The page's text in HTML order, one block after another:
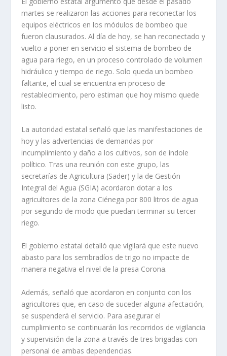
martes se realizaron las acciones para reconectar los
equipos eléctricos en los módulos de bombeo que
fueron clausurados. Al día de hoy, se han reconectado y
vuelto a poner en servicio el sistema de bombeo de
agua para riego, en un proceso controlado de volumen
hidráulico y tiempo de riego. Solo queda un bombeo
faltante, el cual se encuentra en proceso de
restablecimiento, pero estiman que hoy mismo quede
listo.
La autoridad estatal señaló que las manifestaciones de
hoy y las advertencias de demandas por
incumplimiento y daño a los cultivos, son de índole
político. Tras una reunión con este grupo, las
secretarías de Agricultura (Sader) y la de Gestión
Integral del Agua (SGIA) acordaron dotar a los
agricultores de la zona Ciénega por 800 litros de agua
por segundo de modo que puedan terminar su tercer
riego.
El gobierno estatal detalló que vigilará que este nuevo
abasto para los sembradíos de trigo no impacte de
manera negativa el nivel de la presa Corona.
Además, señaló que acordaron en conjunto con los
agricultores que, en caso de suceder alguna afectación,
se suspenderá el servicio. Para asegurar el
cumplimiento se continuarán los recorridos de vigilancia
y supervisión de la zona a través de tres brigadas con
personal de ambas dependencias.